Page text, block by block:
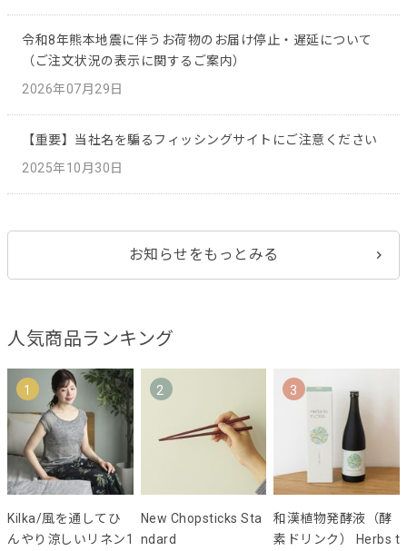
令和8年熊本地震に伴うお荷物のお届け停止・遅延について
（ご注文状況の表示に関するご案内）
2026年07月29日
【重要】当社名を騙るフィッシングサイトにご注意ください
2025年10月30日
お知らせをもっとみる
人気商品ランキング
1
Kilka/風を通してひ
んやり涼しいリネン1
2
New Chopsticks Sta
ndard
3
和漢植物発酵液（酵
素ドリンク） Herbs t